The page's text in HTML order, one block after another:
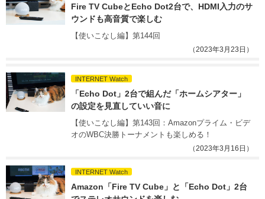
Fire TV CubeとEcho Dot2台で、HDMI入力のサ
ウンドも高音質で楽しむ
【使いこなし編】第144回
（2023年3月23日）
INTERNET Watch
「Echo Dot」2台で組んだ「ホームシアター」
の設定を見直していい音に
【使いこなし編】第143回：Amazonプライム・ビデ
オのWBC決勝トーナメントも楽しめる！
（2023年3月16日）
INTERNET Watch
Amazon「Fire TV Cube」と「Echo Dot」2台